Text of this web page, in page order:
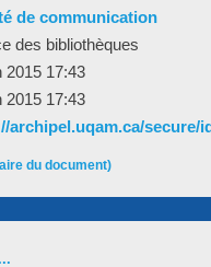
de communication
des bibliothèques
2015 17:43
2015 17:43
archipel.uqam.ca/secure/
du document)